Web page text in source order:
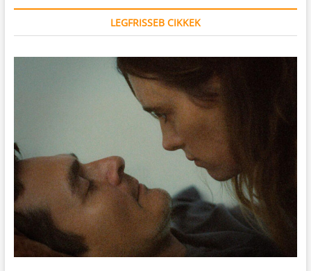
LEGFRISSEB CIKKEK